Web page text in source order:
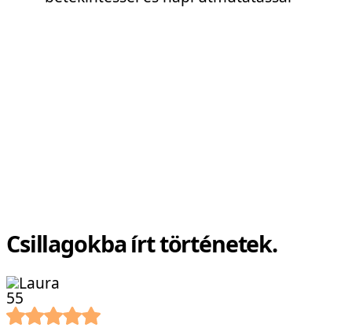
Csillagokba írt történetek.
55